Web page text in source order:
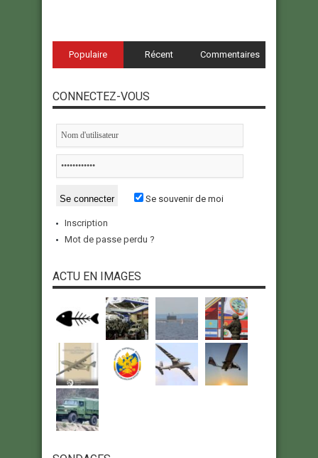
Populaire Récent Commentaires
CONNECTEZ-VOUS
Se souvenir de moi
Inscription
Mot de passe perdu ?
ACTU EN IMAGES